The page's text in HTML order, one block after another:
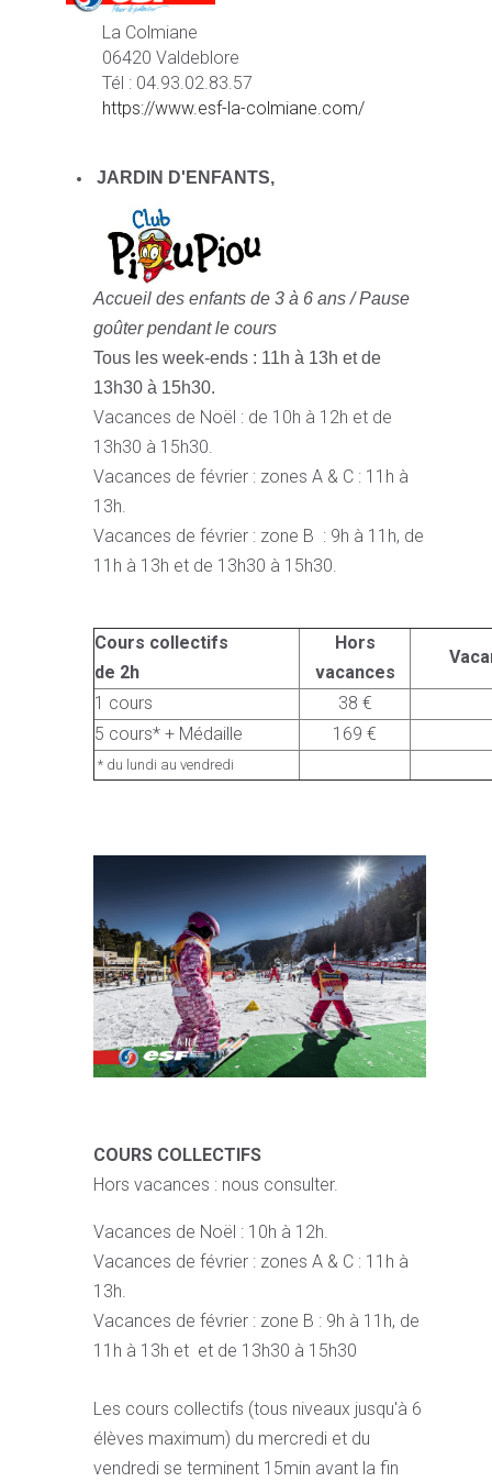
La Colmiane
06420 Valdeblore
Tél : 04.93.02.83.57
https://www.esf-la-colmiane.com/
JARDIN D'ENFANTS,
Accueil des enfants de 3 à 6 ans /Pause
goûter pendant le cours
Tous les week-ends : 11h à 13h et de
13h30 à 15h30.
Vacances de Noël : de 10h à 12h et de
13h30 à 15h30.
Vacances de février : zones A & C : 11h à
13h.
Vacances de février : zone B : 9h à 11h, de
11h à 13h et de 13h30 à 15h30.
Cours collectifs
de 2h
Hors
vacances
1 cours
38 €
5 cours* + Médaille
169 €
* du lundi au vendredi
COURS COLLECTIFS
Hors vacances : nous consulter.
Vacances de Noël : 10h à 12h.
Vacances de février : zones A & C : 11h à
13h.
Vacances de février : zone B : 9h à 11h, de
11h à 13h et et de 13h30 à 15h30
Les cours collectifs (tous niveaux jusqu'à 6
élèves maximum) du mercredi et du
vendredi se terminent 15min avant la fin